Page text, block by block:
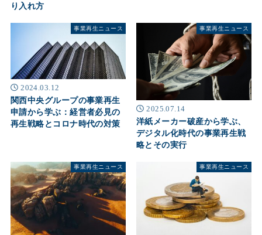
り入れ方
事業再生ニュース
2024.03.12
関西中央グループの事業再生
申請から学ぶ：経営者必見の
再生戦略とコロナ時代の対策
事業再生ニュース
2025.07.14
洋紙メーカー破産から学ぶ、
デジタル化時代の事業再生戦
略とその実行
事業再生ニュース 事業再生ニュース